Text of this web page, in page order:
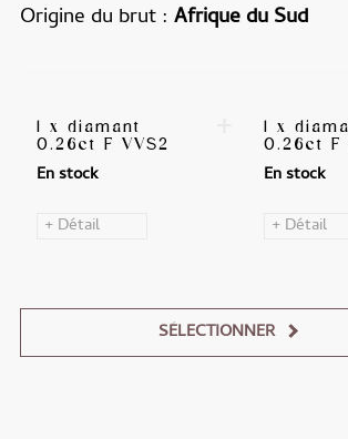
Origine du brut Afrique du Sud
1 x diamant
0.26ct F VVS2
En stock
+ Détail
1 x
0.26ct F
En stock
+ Détail
SÉLECTIONNER